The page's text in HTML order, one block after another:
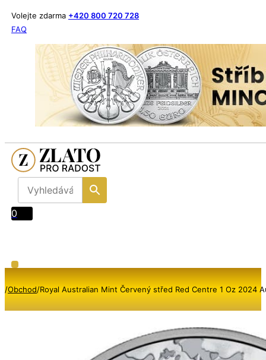
Volejte zdarma +420 800 720 728
FAQ
0
/Obchod/Royal Australian Mint Červený střed Red Centre 1 Oz 2024